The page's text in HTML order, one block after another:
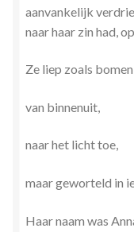
aanvankelijk
naar haar zin had,
Ze liep zoals
van binnenuit,
naar het licht toe,
maar geworteld in
Haar naam was